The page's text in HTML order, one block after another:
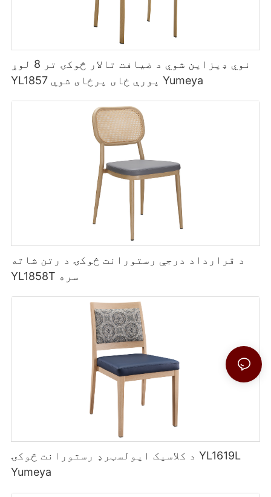
نوي ډیزاین شوي د ضیافت تالار څوکۍ تر 8 لوړ
YL1857 پورې ځای پرځای شوي Yumeya
د قرارداد درجې رستورانت څوکۍ د رتن شاته
YL1858T سره
د کلاسیک اپولسټرډ رستورانت څوکۍ YL1619L
Yumeya